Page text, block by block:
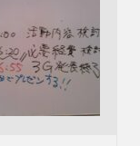
チーム
卓球
ウォーク